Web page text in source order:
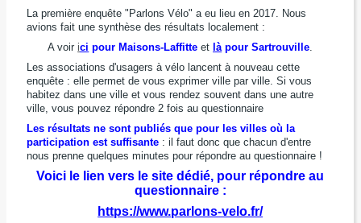
La première enquête "Parlons Vélo" a eu lieu en 2017.
Nous
avions fait une synthèse des résultats localement :
A voir ici pour Maisons-Laffitte et là pour Sartrouville
Les associations d'usagers à vélo lancent à nouveau cette
enquête : elle permet de vous exprimer ville par ville. Si vous
habitez dans une ville et vous rendez souvent dans une autre
ville, vous pouvez répondre 2 fois au questionnaire
Les résultats ne sont publiés que pour les villes où la
participation est suffisante: il faut donc que chacun d'entre
nous prenne quelques minutes pour répondre au questionnaire !
Voici le lien vers le site dédié, pour répondre au
questionnaire :
https://www.parlons-velo.fr/